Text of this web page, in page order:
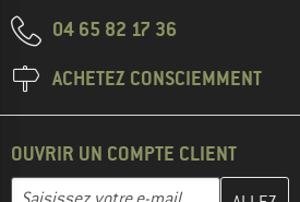
04 65 82 17 36
ACHETEZ CONSCIEMMENT
OUVRIR UN COMPTE CLIENT
Adresse e-mail
Entrez votre adresse e-mail ici et